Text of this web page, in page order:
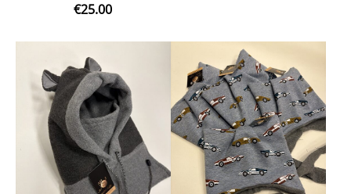
€25.00